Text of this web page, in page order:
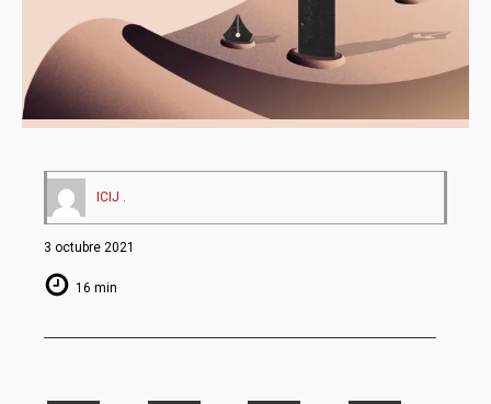
ICIJ .
3 octubre 2021
16 min